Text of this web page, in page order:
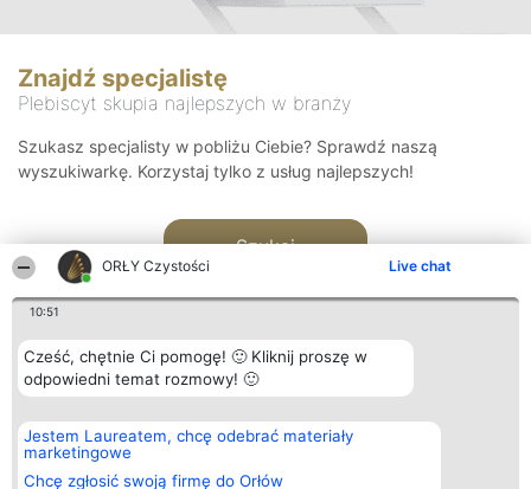
ORŁY Czystości Live chat
10:51
Cześć, chętnie Ci pomogę! 🙂 Kliknij proszę w
odpowiedni temat rozmowy! 🙂
Jestem Laureatem, chcę odebrać materiały
marketingowe
Chcę zgłosić swoją firmę do Orłów
Znajdź specjalistę
Plebiscyt skupia najlepszych w branży
Szukasz specjalisty w pobliżu Ciebie? Sprawdź naszą
wyszukiwarkę. Korzystaj tylko z usług najlepszych!
Szukaj
Organizator plebiscytu
Bright Side Solutions sp. z o.
o. sp. k.
ul. Ruska 22
Plebiscyt
Laureaci
wszystkich
Kontakt
Kontakt